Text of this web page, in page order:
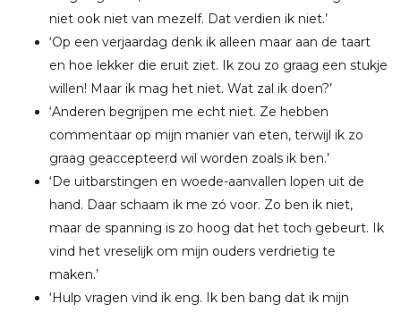
niet ook niet van mezelf. Dat verdien ik niet.’
‘Op een verjaardag denk ik alleen maar aan de taart
en hoe lekker die eruit ziet. Ik zou zo graag een stukje
willen! Maar ik mag het niet. Wat zal ik doen?’
‘Anderen begrijpen me echt niet. Ze hebben
commentaar op mijn manier van eten, terwijl ik zo
graag geaccepteerd wil worden zoals ik ben.’
‘De uitbarstingen en woede-aanvallen lopen uit de
hand. Daar schaam ik me zó voor. Zo ben ik niet,
maar de spanning is zo hoog dat het toch gebeurt. Ik
vind het vreselijk om mijn ouders verdrietig te
maken.’
‘Hulp vragen vind ik eng. Ik ben bang dat ik mijn